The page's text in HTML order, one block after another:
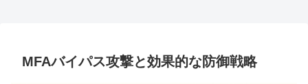
MFAバイパス攻撃と効果的な防御戦略